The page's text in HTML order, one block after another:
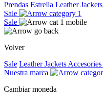
Prendas Estrella Leather Jackets
Sale
Sale
Volver
Sale Leather Jackets Accesories
Nuestra marca
Cambiar moneda